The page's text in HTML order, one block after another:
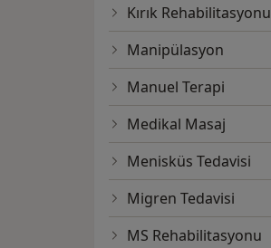
Kırık Rehabilitasyonu
Manipülasyon
Manuel Terapi
Medikal Masaj
Menisküs Tedavisi
Migren Tedavisi
MS Rehabilitasyonu